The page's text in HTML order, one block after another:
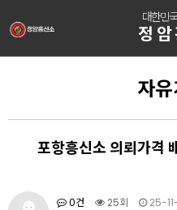
대한민
정
자
포항흥신소 의뢰가격
0건 25회 25-